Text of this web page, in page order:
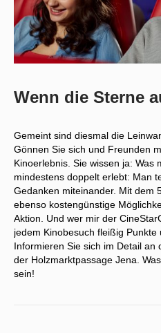
Wenn die Sterne
Gemeint sind diesmal die
Gönnen Sie sich und Freunden
Kinoerlebnis. Sie wissen ja: Was
mindestens doppelt erlebt: Man
Gedanken miteinander. Mit dem
ebenso kostengünstige
Aktion. Und wer mir der
jedem Kinobesuch fleißig Punkte
Informieren Sie sich im Detail an
der Holzmarktpassage Jena.
sein!